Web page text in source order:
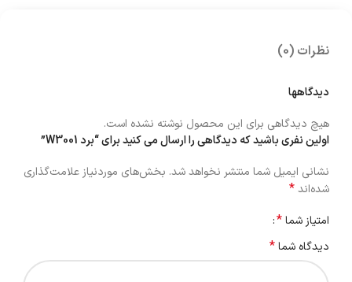
نظرات (0)
دیدگاهها
هیچ دیدگاهی برای این محصول نوشته نشده است.
اولین نفری باشید که دیدگاهی را ارسال می کنید برای “برد W3001”
نشانی ایمیل شما منتشر نخواهد شد. بخش‌های موردنیاز علامت‌گذاری
شده‌اند*
امتیاز شما*
دیدگاه شما*